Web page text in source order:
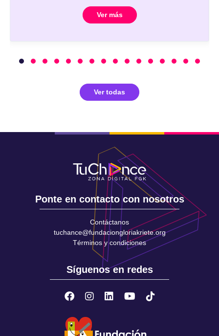
Ver más
Ver todas
Ponte en contacto con nosotros
Contáctanos
tuchance@fundaciongloriakriete.org
Términos y condiciones
Síguenos en redes